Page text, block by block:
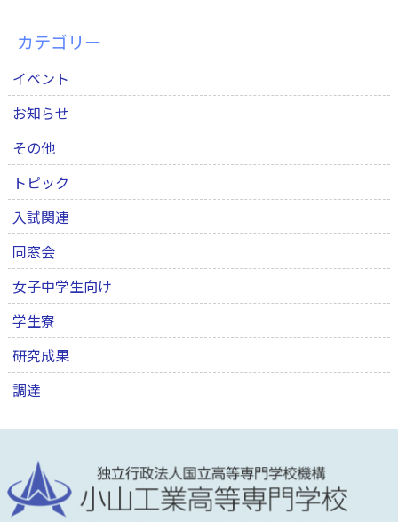
カテゴリー
イベント
お知らせ
その他
トピック
入試関連
同窓会
女子中学生向け
学生寮
研究成果
調達